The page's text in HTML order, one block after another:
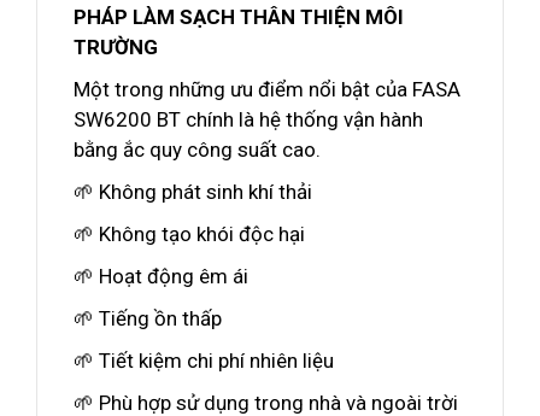
PHÁP LÀM SẠCH THÂN THIỆN MÔI
TRƯỜNG
Một trong những ưu điểm nổi bật của FASA
SW6200 BT chính là hệ thống vận hành
bằng ắc quy công suất cao.
🌱 Không phát sinh khí thải
🌱 Không tạo khói độc hại
🌱 Hoạt động êm ái
🌱 Tiếng ồn thấp
🌱 Tiết kiệm chi phí nhiên liệu
🌱 Phù hợp sử dụng trong nhà và ngoài trời